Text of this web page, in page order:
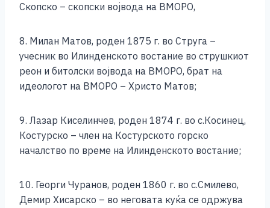
Скопско – скопски војвода на ВМОРО,
8. Милан Матов, роден 1875 г. во Струга –
учесник во Илинденското востание во струшкиот
реон и битолски војвода на ВМОРО, брат на
идеологот на ВМОРО – Христо Матов;
9. Лазар Киселинчев, роден 1874 г. во с.Косинец,
Костурско – член на Костурското горско
началство по време на Илинденското востание;
10. Георги Чуранов, роден 1860 г. во с.Смилево,
Демир Хисарско – во неговата куќа се одржува